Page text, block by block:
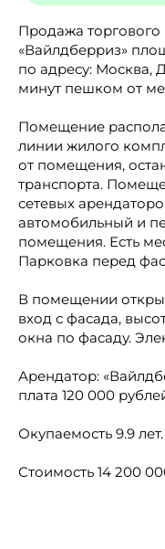
Продажа
«Вайлдберриз»
по адресу: Москва,
минут пешком от
Помещение
линии жилого
от помещения,
транспорта.
сетевых
автомобильный и
помещения. Есть
Парковка перед
В помещении
вход с фасада,
окна по фасаду.
Арендатор:
плата 120 000
Окупаемость 9.9 лет.
Стоимость 14 200